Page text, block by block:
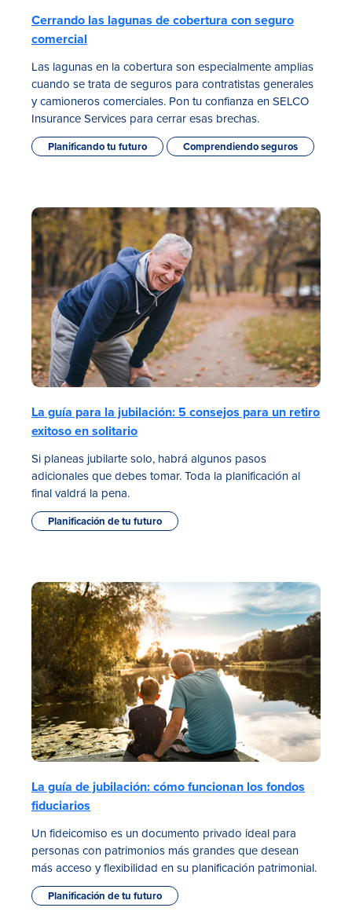
Cerrando las lagunas de cobertura con seguro
comercial
Las lagunas en la cobertura son especialmente amplias
cuando se trata de seguros para contratistas generales
y camioneros comerciales. Pon tu confianza en SELCO
Insurance Services para cerrar esas brechas.
Planificando tu futuro Comprendiendo seguros
La guía para la jubilación: 5 consejos para un retiro
exitoso en solitario
Si planeas jubilarte solo, habrá algunos pasos
adicionales que debes tomar. Toda la planificación al
final valdrá la pena.
Planificación de tu futuro
La guía de jubilación: cómo funcionan los fondos
fiduciarios
Un fideicomiso es un documento privado ideal para
personas con patrimonios más grandes que desean
más acceso y flexibilidad en su planificación patrimonial.
Planificación de tu futuro